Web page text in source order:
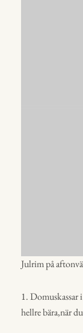
Julrim på
1. Domuskassar
hellre bära,när